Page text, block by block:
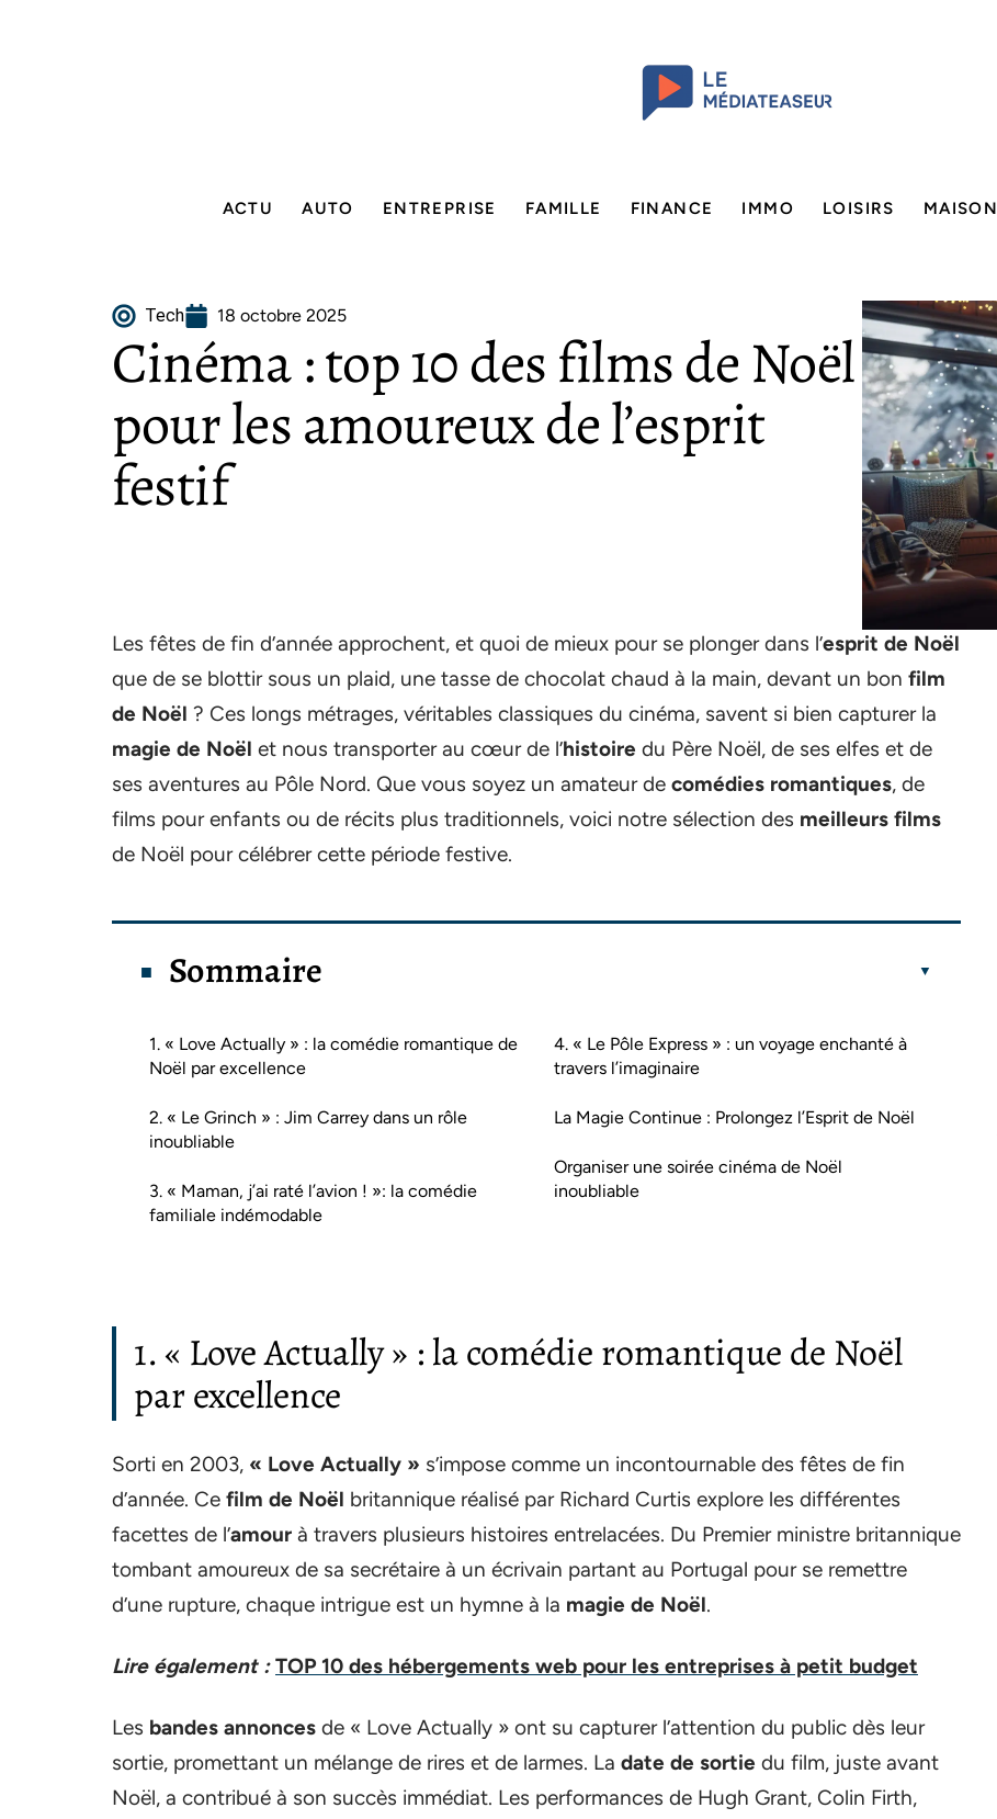
ACTU AUTO ENTREPRISE FAMILLE FINANCE IMMO LOISIRS MAISON
Tech 18 octobre 2025
Cinéma : top 10 des films de Noël
pour les amoureux de l’esprit
festif
Les fêtes de fin d’année approchent, et quoi de mieux pour se plonger dans l’esprit de Noël
que de se blottir sous un plaid, une tasse de chocolat chaud à la main, devant un bon film
de Noël ? Ces longs métrages, véritables classiques du cinéma, savent si bien capturer la
magie de Noël et nous transporter au cœur de l’histoire du Père Noël, de ses elfes et de
ses aventures au Pôle Nord. Que vous soyez un amateur de comédies romantiques, de
films pour enfants ou de récits plus traditionnels, voici notre sélection des meilleurs films
de Noël pour célébrer cette période festive.
Sommaire
1. « Love Actually » : la comédie romantique de
Noël par excellence
2. « Le Grinch » : Jim Carrey dans un rôle
inoubliable
3. « Maman, j’ai raté l’avion ! »: la comédie
familiale indémodable
4. « Le Pôle Express » : un voyage enchanté à
travers l’imaginaire
La Magie Continue : Prolongez l’Esprit de Noël
Organiser une soirée cinéma de Noël
inoubliable
1. « Love Actually » : la comédie romantique de Noël
par excellence
Sorti en 2003, « Love Actually » s’impose comme un incontournable des fêtes de fin
d’année. Ce film de Noël britannique réalisé par Richard Curtis explore les différentes
facettes de l’amour à travers plusieurs histoires entrelacées. Du Premier ministre britannique
tombant amoureux de sa secrétaire à un écrivain partant au Portugal pour se remettre
d’une rupture, chaque intrigue est un hymne à la magie de Noël.
Lire également : TOP 10 des hébergements web pour les entreprises à petit budget
Les bandes annonces de « Love Actually » ont su capturer l’attention du public dès leur
sortie, promettant un mélange de rires et de larmes. La date de sortie du film, juste avant
Noël, a contribué à son succès immédiat. Les performances de Hugh Grant, Colin Firth,